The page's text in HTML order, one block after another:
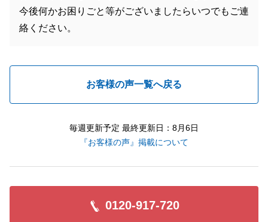
今後何かお困りごと等がございましたらいつでもご連
絡ください。
お客様の声一覧へ戻る
毎週更新予定 最終更新日：8月6日
『お客様の声』掲載について
0120-917-720